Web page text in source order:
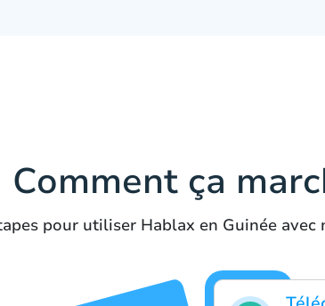
Comment ça
pour utiliser Hablax en Guinée avec